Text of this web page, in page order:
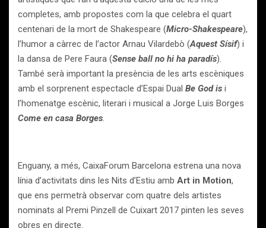
completes, amb propostes com la que celebra el quart
centenari de la mort de Shakespeare (Micro-Shakespeare),
l’humor a càrrec de l’actor Arnau Vilardebò (Aquest Sísif) i
la dansa de Pere Faura (Sense ball no hi ha paradís).
També serà important la presència de les arts escèniques
amb el sorprenent espectacle d’Espai Dual Be God is i
l’homenatge escènic, literari i musical a Jorge Luis Borges
Come en casa Borges.
Enguany, a més, CaixaForum Barcelona estrena una nova
línia d’activitats dins les Nits d’Estiu amb Art in Motion,
que ens permetrà observar com quatre dels artistes
nominats al Premi Pinzell de Cuixart 2017 pinten les seves
obres en directe.